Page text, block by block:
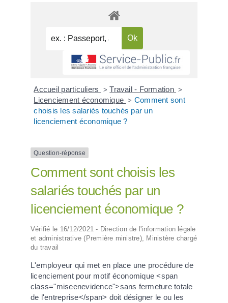
Accueil particuliers > Travail - Formation >
Licenciement économique > Comment sont
choisis les salariés touchés par un
licenciement économique ?
Question-réponse
Comment sont choisis les
salariés touchés par un
licenciement économique ?
Vérifié le 16/12/2021 - Direction de l'information légale
et administrative (Première ministre), Ministère chargé
du travail
L'employeur qui met en place une procédure de
licenciement pour motif économique <span
class="miseenevidence">sans fermeture totale
de l'entreprise</span> doit désigner le ou les